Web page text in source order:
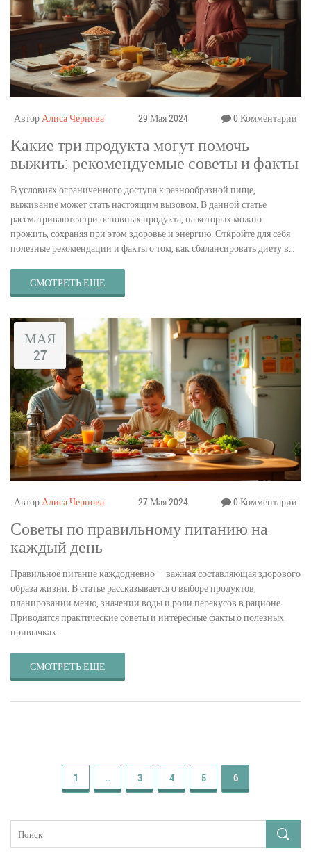
АвторАлиса Чернова 29 Мая 2024 0 Комментарии
Какие три продукта могут помочь
выжить: рекомендуемые советы и факты
В условиях ограниченного доступа к разнообразной пище,
выживание может стать настоящим вызовом. В данной статье
рассматриваются три основных продукта, на которых можно
прожить, сохраняя при этом здоровье и энергию. Откройте для себя
полезные рекомендации и факты о том, как сбалансировать диету в
СМОТРЕТЬ ЕЩЕ
МАЯ
27
АвторАлиса Чернова 27 Мая 2024 0 Комментарии
Советы по правильному питанию на
каждый день
Правильное питание каждодневно — важная составляющая здорового
образа жизни. В статье рассказывается о выборе продуктов,
планировании меню, значении воды и роли перекусов в рационе.
Приводятся практические советы и интересные факты о полезных
привычках.
СМОТРЕТЬ ЕЩЕ
1 … 3 4 5 6